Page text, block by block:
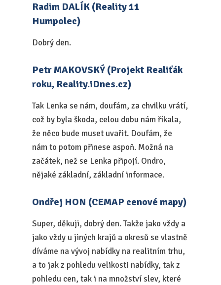
Radim DALÍK (Reality 11
Humpolec)
Dobrý den.
Petr MAKOVSKÝ (Projekt Realiťák
roku, Reality.iDnes.cz)
Tak Lenka se nám, doufám, za chvilku vrátí,
což by byla škoda, celou dobu nám říkala,
že něco bude muset uvařit. Doufám, že
nám to potom přinese aspoň. Možná na
začátek, než se Lenka připojí. Ondro,
nějaké základní, základní informace.
Ondřej HON (CEMAP cenové mapy)
Super, děkuji, dobrý den. Takže jako vždy a
jako vždy u jiných krajů a okresů se vlastně
díváme na vývoj nabídky na realitním trhu,
a to jak z pohledu velikosti nabídky, tak z
pohledu cen, tak i na množství slev, které